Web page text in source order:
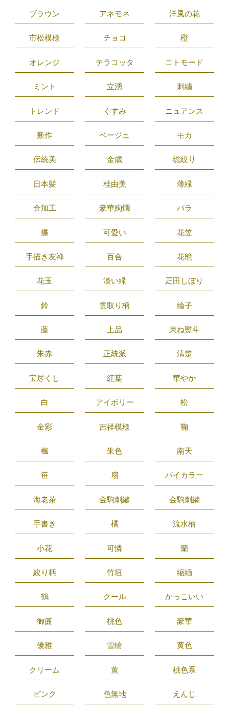
ブラウン アネモネ 洋風の花
市松模様 チョコ 橙
オレンジ テラコッタ コトモード
ミント 立湧 刺繍
トレンド くすみ ニュアンス
新作 ベージュ モカ
伝統美 金歳 総絞り
日本髪 桂由美 薄緑
金加工 豪華絢爛 バラ
蝶 可愛い 花笠
手描き友禅 百合 花籠
花玉 淡い緑 疋田しぼり
鈴 雲取り柄 綸子
藤 上品 束ね熨斗
朱赤 正統派 清楚
宝尽くし 紅葉 華やか
白 アイボリー 松
金彩 吉祥模様 鞠
楓 朱色 南天
笹 扇 バイカラー
海老茶 金駒刺繡 金駒刺繍
手書き 橘 流水柄
小花 可憐 蘭
絞り柄 竹垣 縮緬
鶴 クール かっこいい
御簾 桃色 豪華
優雅 雪輪 黄色
クリーム 黄 桃色系
ピンク 色無地 えんじ